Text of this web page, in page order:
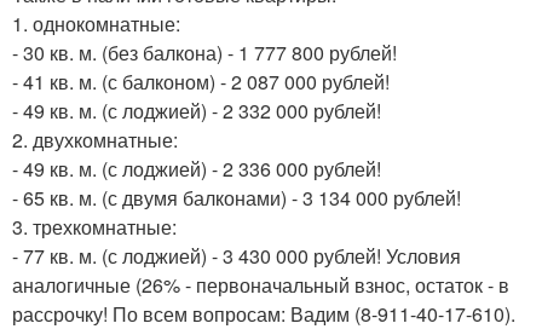
1. однокомнатные:
- 30 кв. м. (без балкона) - 1 777 800 рублей!
- 41 кв. м. (с балконом) - 2 087 000 рублей!
- 49 кв. м. (с лоджией) - 2 332 000 рублей!
2. двухкомнатные:
- 49 кв. м. (с лоджией) - 2 336 000 рублей!
- 65 кв. м. (с двумя балконами) - 3 134 000 рублей!
3. трехкомнатные:
- 77 кв. м. (с лоджией) - 3 430 000 рублей! Условия
аналогичные (26% - первоначальный взнос, остаток - в
рассрочку! По всем вопросам: Вадим (8-911-40-17-610).